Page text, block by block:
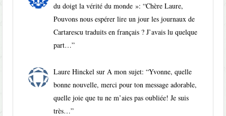
du doigt la vérité du monde »: “Chère Laure,
Pouvons nous espérer lire un jour les journaux de
Cartarescu traduits en français ? J’avais lu quelque
part…”
Laure Hinckel sur A mon sujet: “Yvonne, quelle
bonne nouvelle, merci pour ton message adorable,
quelle joie que tu ne m’aies pas oubliée! Je suis
très…”